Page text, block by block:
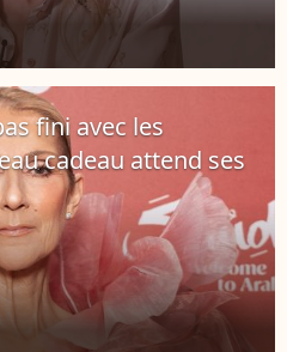
fini avec les
cadeau attend ses